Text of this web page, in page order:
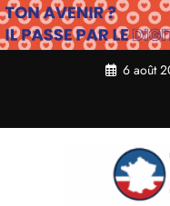
Aller
au
contenu
6 août